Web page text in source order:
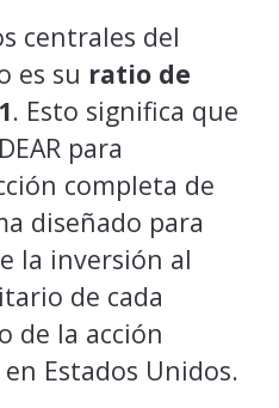
centrales del
es su ratio de
. Esto significa que
para
completa de
diseñado para
la inversión al
de cada
de la acción
Estados Unidos.